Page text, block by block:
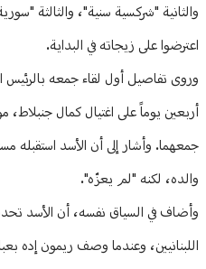
والثانية "شركسية سنية"، والثالثة
اعترضوا على زيجاته في البداية.
وروى تفاصيل أول لقاء جمعه
أربعين يوماً على اغتيال كمال جنبلاط،
جمعهما. وأشار إلى أن الأسد استقبله
والده، لكنه "لم يعزّه".
وأضاف في السياق نفسه، أن الأسد
اللبنانيين، وعندما وصف ريمون إده